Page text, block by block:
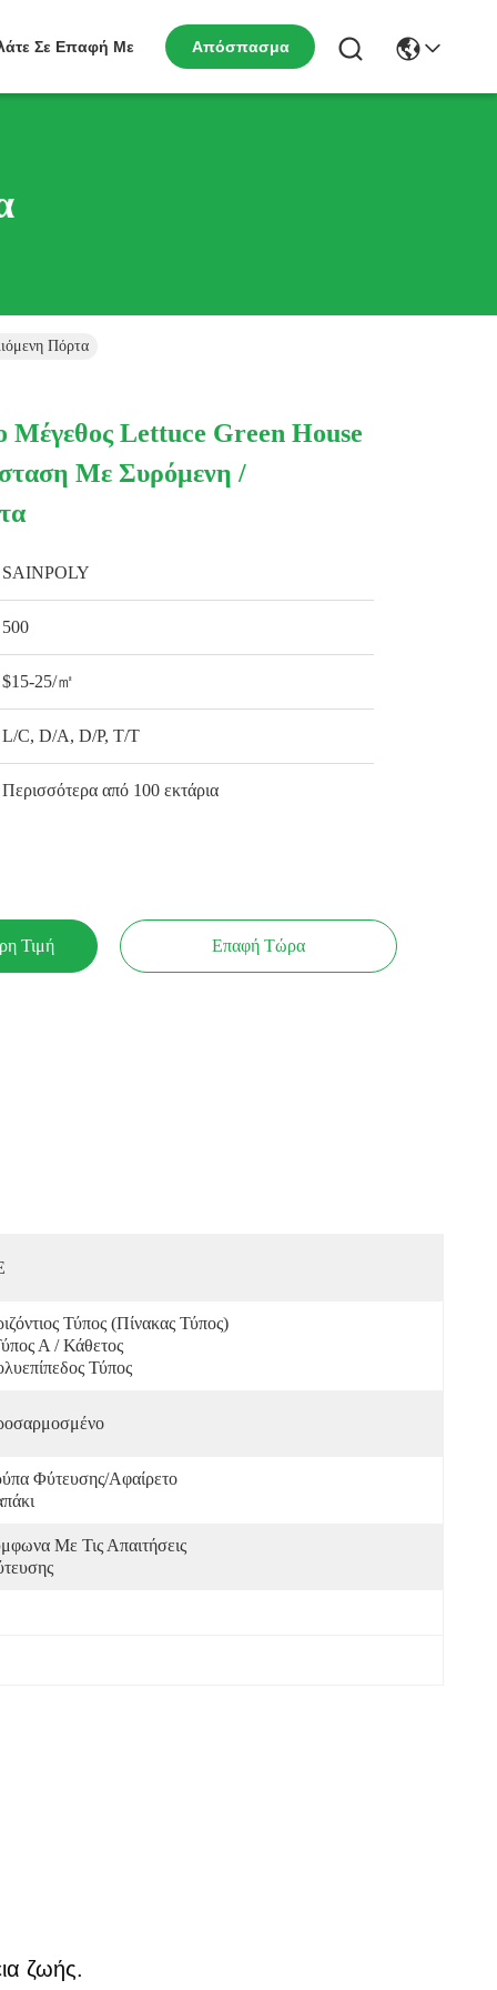
Σε Επαφή Με Απόσπασμα
Πόρτα
Μέγεθος Lettuce Green House
Με Συρόμενη /
SAINPOLY
500
$15-25/㎡
L/C, D/A, D/P, T/T
Περισσότερα από 100 εκτάρια
Τιμή Επαφή Τώρα
Τύπος (πίνακας Τύπος)
Α / Κάθετος
Τύπος
Φύτευσης/Αφαίρετο
Με Τις Απαιτήσεις
ζωής.